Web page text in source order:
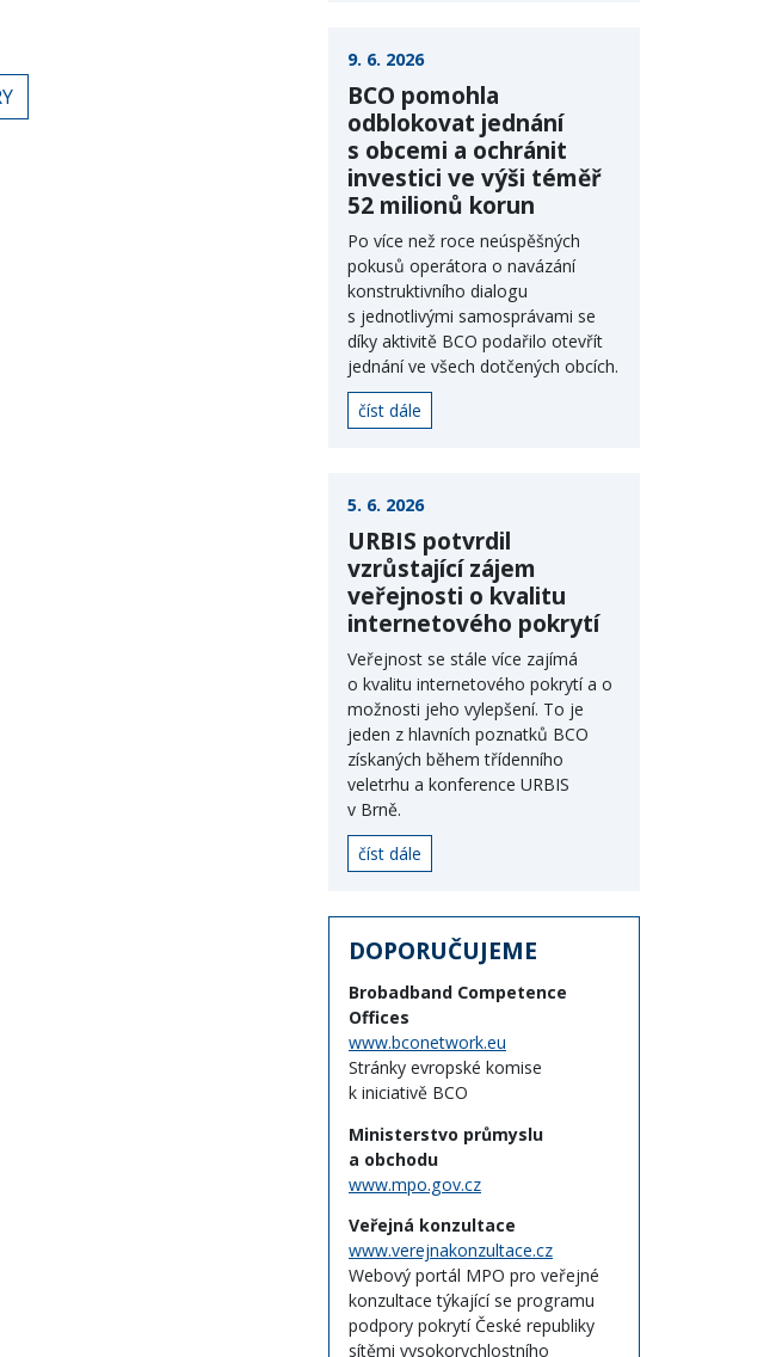
9. 6. 2026
BCO pomohla
odblokovat jednání
s obcemi a ochránit
investici ve výši téměř
52 milionů korun
Po více než roce neúspěšných
pokusů operátora o navázání
konstruktivního dialogu
s jednotlivými samosprávami se
díky aktivitě BCO podařilo otevřít
jednání ve všech dotčených obcích.
číst dále
5. 6. 2026
URBIS potvrdil
vzrůstající zájem
veřejnosti o kvalitu
internetového pokrytí
Veřejnost se stále více zajímá
o kvalitu internetového pokrytí a o
možnosti jeho vylepšení. To je
jeden z hlavních poznatků BCO
získaných během třídenního
veletrhu a konference URBIS
v Brně.
číst dále
DOPORUČUJEME
Brobadband Competence
Offices
www.bconetwork.eu
Stránky evropské komise
k iniciativě BCO
Ministerstvo průmyslu
a obchodu
www.mpo.gov.cz
Veřejná konzultace
www.verejnakonzultace.cz
Webový portál MPO pro veřejné
konzultace týkající se programu
podpory pokrytí České republiky
sítěmi vysokorychlostního